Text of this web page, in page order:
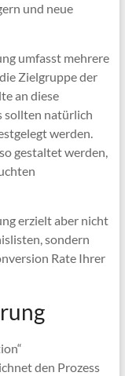
und neue
umfasst mehrere
Zielgruppe der
an diese
sollten natürlich
werden.
gestaltet werden,
erzielt aber nicht
sondern
Rate Ihrer
den Prozess